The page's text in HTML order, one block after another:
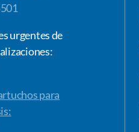
urgentes de
para